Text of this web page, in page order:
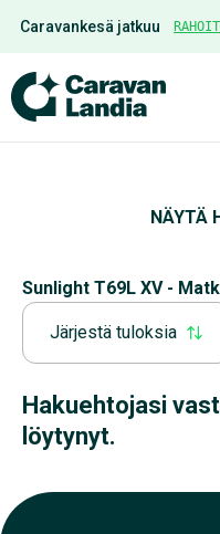
Caravankesä jatkuu
NÄYTÄ
Sunlight T69L XV -
Järjestä tuloksia
Hakuehtojasi
löytynyt.